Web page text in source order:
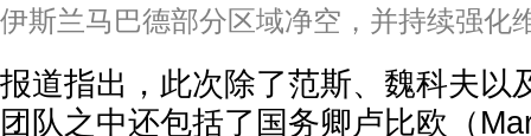
伊斯兰马巴德部分区域净空，并持续强化
报道指出，此次除了范斯、魏科夫以
团队之中还包括了国务卿卢比欧（